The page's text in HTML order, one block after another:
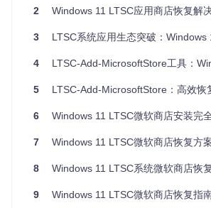
骤），对技术背景要求高
：高度安全敏感的政府/金融机构
2. 第三方集成工具
原理
：集成多个版本商店组件的图形化安
劣势
：部分工具捆绑额外软件，存在潜在
适用场景：个人用户临时使用，非关键业
3. 开源脚本自动化方案
原理
：通过批处理/ PowerShell脚本自动
优势
：开源透明、轻量部署、自动处理依
：需要基本命令行操作能力，错误排
适用场景：企业标准化部署、开发者环境
2 Windows 11 LTSC应用商店恢复解决方案：从技
3 LTSC系统应用生态突破：Windows 11 24H2
4 LTSC-Add-MicrosoftStore工具：Windows 11 24H2
5 LTSC-Add-MicrosoftStore：高效恢复Windows 11 24H2
6 Windows 11 LTSC微软商店安装完全指
7 Windows 11 LTSC微软商店恢复方案：从
8 Windows 11 LTSC系统微软商店恢复指南：从问
9 Windows 11 LTSC微软商店恢复指南：从功能缺失到